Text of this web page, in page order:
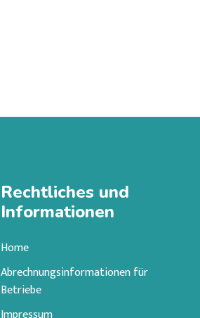
Rechtliches und
Informationen
Home
Abrechnungsinformationen für
Betriebe